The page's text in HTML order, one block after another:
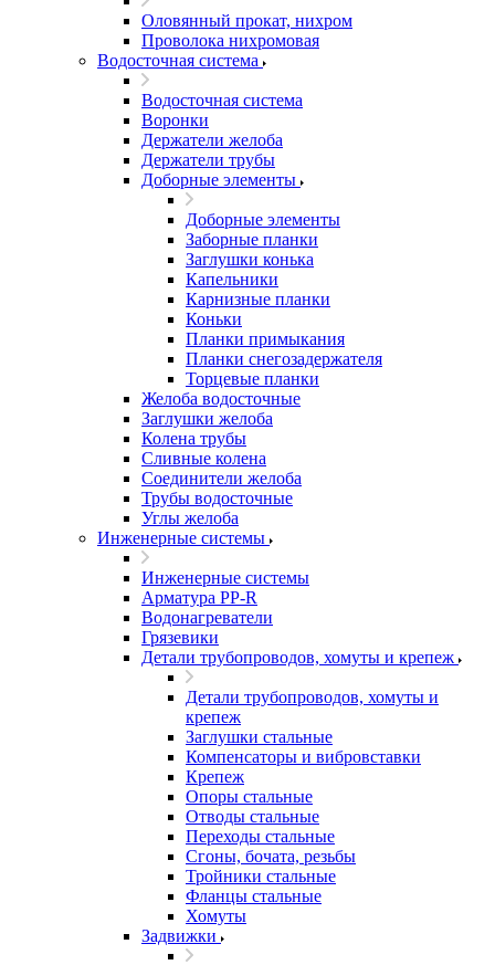
Оловянный прокат, нихром
Проволока нихромовая
Водосточная система
Водосточная система
Воронки
Держатели желоба
Держатели трубы
Доборные элементы
Доборные элементы
Заборные планки
Заглушки конька
Капельники
Карнизные планки
Коньки
Планки примыкания
Планки снегозадержателя
Торцевые планки
Желоба водосточные
Заглушки желоба
Колена трубы
Сливные колена
Соединители желоба
Трубы водосточные
Углы желоба
Инженерные системы
Инженерные системы
Арматура PP-R
Водонагреватели
Грязевики
Детали трубопроводов, хомуты и крепеж
Детали трубопроводов, хомуты и
крепеж
Заглушки стальные
Компенсаторы и вибровставки
Крепеж
Опоры стальные
Отводы стальные
Переходы стальные
Сгоны, бочата, резьбы
Тройники стальные
Фланцы стальные
Хомуты
Задвижки